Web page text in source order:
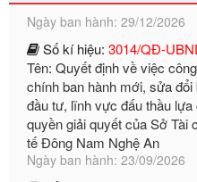
Số kí hiệu:3014/QĐ-UBND
Tên: Quyết định về việc
chính ban hành mới, sửa đổi
đầu tư, lĩnh vực đấu thầu
quyền giải quyết của Sở Tài
tế Đông Nam Nghệ An
Ngày ban hành: 23/09/2026
Số kí hiệu:292/2026/NĐ-
Tên: Nghị định số 292/